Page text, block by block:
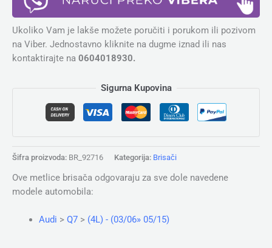
Ukoliko Vam je lakše možete poručiti i porukom ili pozivom
na Viber. Jednostavno kliknite na dugme iznad ili nas
kontaktirajte na 0604018930.
Sigurna Kupovina
Šifra proizvoda: BR_92716 Kategorija: Brisači
Ove metlice brisača odgovaraju za sve dole navedene
modele automobila:
Audi > Q7> (4L) - (03/06» 05/15)